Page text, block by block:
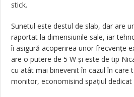
stick.
Sunetul este destul de slab, dar are
raportat la dimensiunile sale, iar
îi asigură acoperirea unor frecvențe
are o putere de 5 W și este de tip
cu atât mai binevenit în cazul în care
monitor, economisind spațiul dedicat